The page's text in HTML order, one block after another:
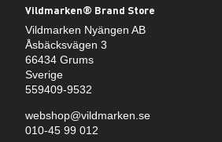
Vildmarken® Brand Store
Vildmarken Nyängen AB
Åsbäcksvägen 3
66434 Grums
Sverige
559409-9532
webshop@vildmarken.se
010-45 99 012